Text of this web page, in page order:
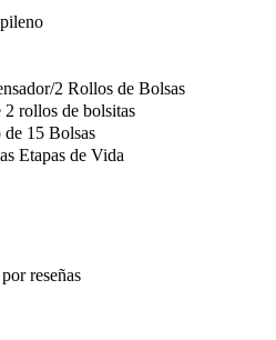
2 Rollos de Bolsas
rollos de bolsitas
15 Bolsas
Etapas de Vida
reseñas